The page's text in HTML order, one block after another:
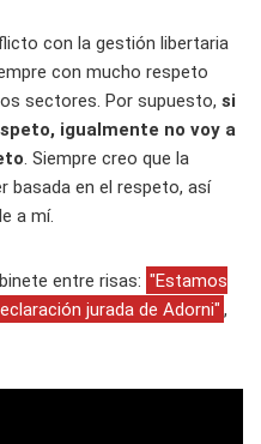
con la gestión libertaria
con mucho respeto
sectores. Por supuesto, si
igualmente no voy a
. Siempre creo que la
basada en el respeto, así
a mí.
entre risas: "Estamos
jurada de Adorni" ,